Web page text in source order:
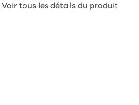
Voir tous les détails du produit